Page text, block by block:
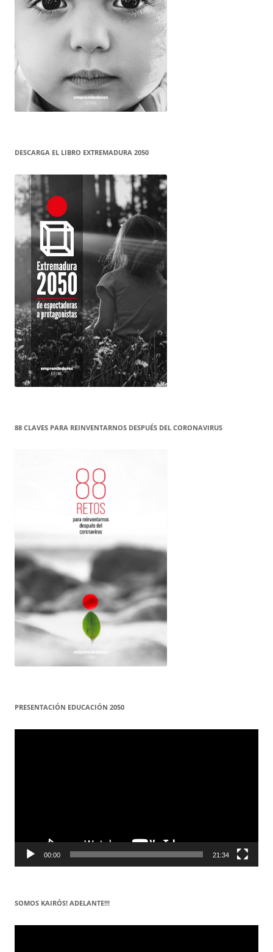
DESCARGA EL LIBRO EXTREMADURA 2050
88 CLAVES PARA REINVENTARNOS DESPUÉS DEL CORONAVIRUS
PRESENTACIÓN EDUCACIÓN 2050
Reproductor
00:00 21:34
SOMOS KAIRÓS! ADELANTE!!!
Reproductor